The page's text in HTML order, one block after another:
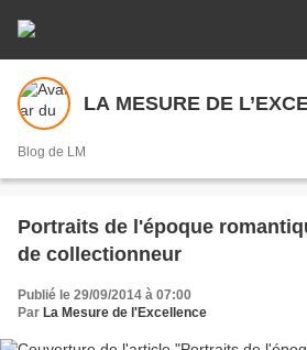
LA MESURE DE
Blog de LM
Portraits de l'époque
de collectionneur
Publié le 29/09/2014 à 07:00
Par La Mesure de l'Excellence